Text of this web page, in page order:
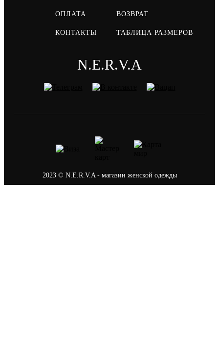
N.E.R.V.A
ОПЛАТА ВОЗВРАТ
КОНТАКТЫ ТАБЛИЦА РАЗМЕРОВ
2023 © N.E.R.V.A - магазин женской одежды